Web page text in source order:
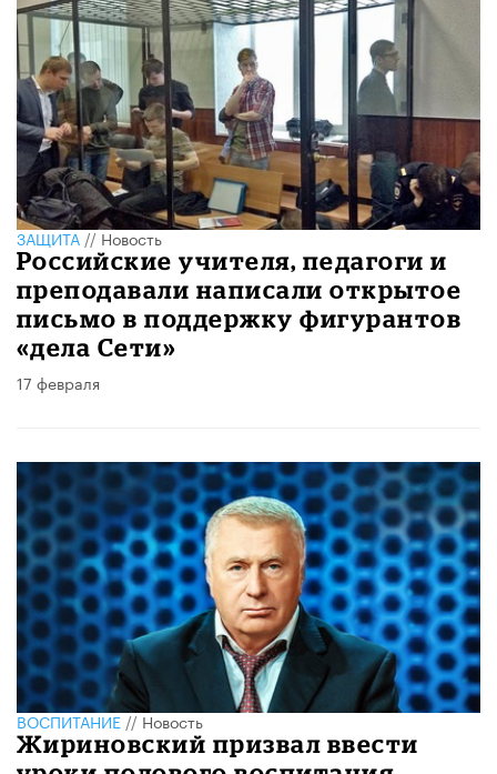
ЗАЩИТА//Новость
Российские учителя, педагоги и
преподавали написали открытое
письмо в поддержку фигурантов
«дела Сети»
17 февраля
ВОСПИТАНИЕ//Новость
Жириновский призвал ввести